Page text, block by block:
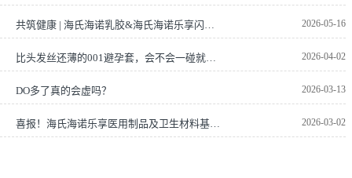
2026-05-16
共筑健康 | 海氏海诺乳胶&海氏海诺乐享闪耀亮相20
2026-04-02
比头发丝还薄的001避孕套，会不会一碰就破？
2026-03-13
DO多了真的会虚吗？
2026-03-02
喜报！海氏海诺乐享医用制品及卫生材料基地项目奠基仪式圆满举行